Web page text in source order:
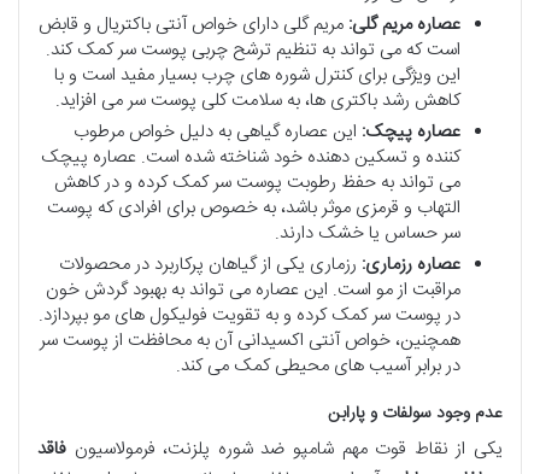
عصاره مریم گلی: مریم گلی دارای خواص آنتی باکتریال و قابض
است که می تواند به تنظیم ترشح چربی پوست سر کمک کند.
این ویژگی برای کنترل شوره های چرب بسیار مفید است و با
کاهش رشد باکتری ها، به سلامت کلی پوست سر می افزاید.
عصاره پیچک: این عصاره گیاهی به دلیل خواص مرطوب
کننده و تسکین دهنده خود شناخته شده است. عصاره پیچک
می تواند به حفظ رطوبت پوست سر کمک کرده و در کاهش
التهاب و قرمزی موثر باشد، به خصوص برای افرادی که پوست
سر حساس یا خشک دارند.
عصاره رزماری: رزماری یکی از گیاهان پرکاربرد در محصولات
مراقبت از مو است. این عصاره می تواند به بهبود گردش خون
در پوست سر کمک کرده و به تقویت فولیکول های مو بپردازد.
همچنین، خواص آنتی اکسیدانی آن به محافظت از پوست سر
در برابر آسیب های محیطی کمک می کند.
عدم وجود سولفات و پارابن
یکی از نقاط قوت مهم شامپو ضد شوره پلزنت، فرمولاسیون فاقد